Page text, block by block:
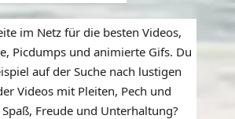
Nature
Fails
im Netz für die besten Videos,
Picdumps und animierte Gifs. Du
auf der Suche nach lustigen
Videos mit Pleiten, Pech und
Freude und Unterhaltung?